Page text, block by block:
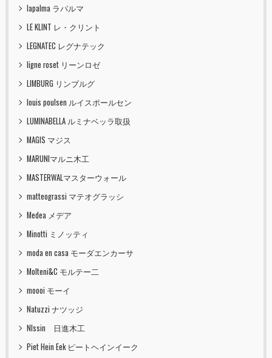
lapalma ラパルマ
LE KLINT レ・クリント
LEGNATEC レグナテック
ligne roset リーンロゼ
LIMBURG リンブルグ
louis poulsen ルイスポールセン
LUMINABELLA ルミナベッラ取扱
MAGIS マジス
MARUNIマルニ木工
MASTERWALマスターウォール
matteograssi マテオグラッシ
Medea メデア
Minotti ミノッティ
moda en casa モーダエンカーサ
Molteni&C モルテー二
moooi モーイ
Natuzzi ナツッジ
NIssin 日進木工
Piet Hein Eek ピートヘインイーク